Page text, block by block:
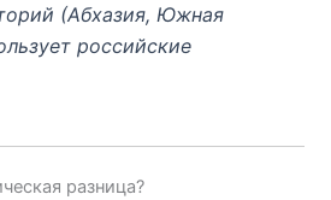
(Абхазия, Южная
российские
разница?